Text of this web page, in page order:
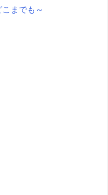
までも～